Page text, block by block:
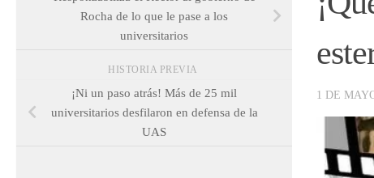
1 DE
Rocha de lo que le pase a los
universitarios
HISTORIA PREVIA
¡Ni un paso atrás! Más de 25 mil
universitarios desfilaron en defensa de la
UAS